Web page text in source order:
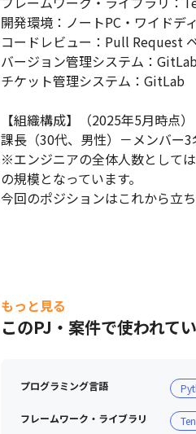
開発環境：ノートPC・ワイドデ
コードレビュー：Pull Request
バージョン管理システム：
チケット管理システム：GitLab
【組織構成】（2025年5月時点）
課長（30代、男性）－メンバー3
※エンジニアの全体人数として
の規模となっています。
今回のポジションはこれから立
もっと見る
このPJ・案件で使われて
プログラミング言語
フレームワーク・ライブラリ